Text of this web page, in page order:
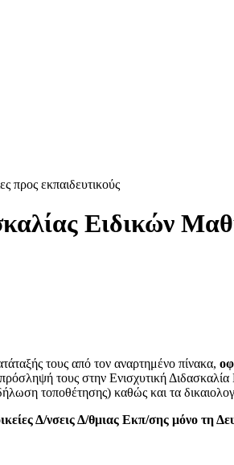
προς εκπαιδευτικούς
Ειδικών
τους από τον αναρτημένο πίνακα,
τους στην Ενισχυτική
τοποθέτησης) καθώς και τα
Δ/νσεις Δ/θμιας Εκπ/σης μόνο τη